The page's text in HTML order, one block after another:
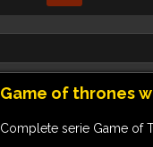
Game of thrones
Complete serie Game of